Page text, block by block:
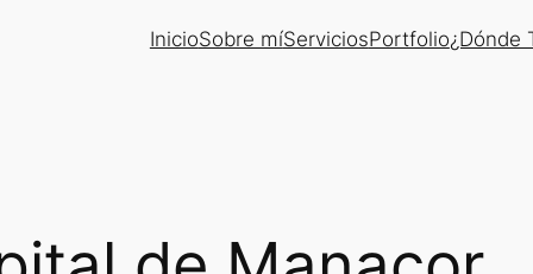
InicioSobre míServiciosPortfolio¿Dónde